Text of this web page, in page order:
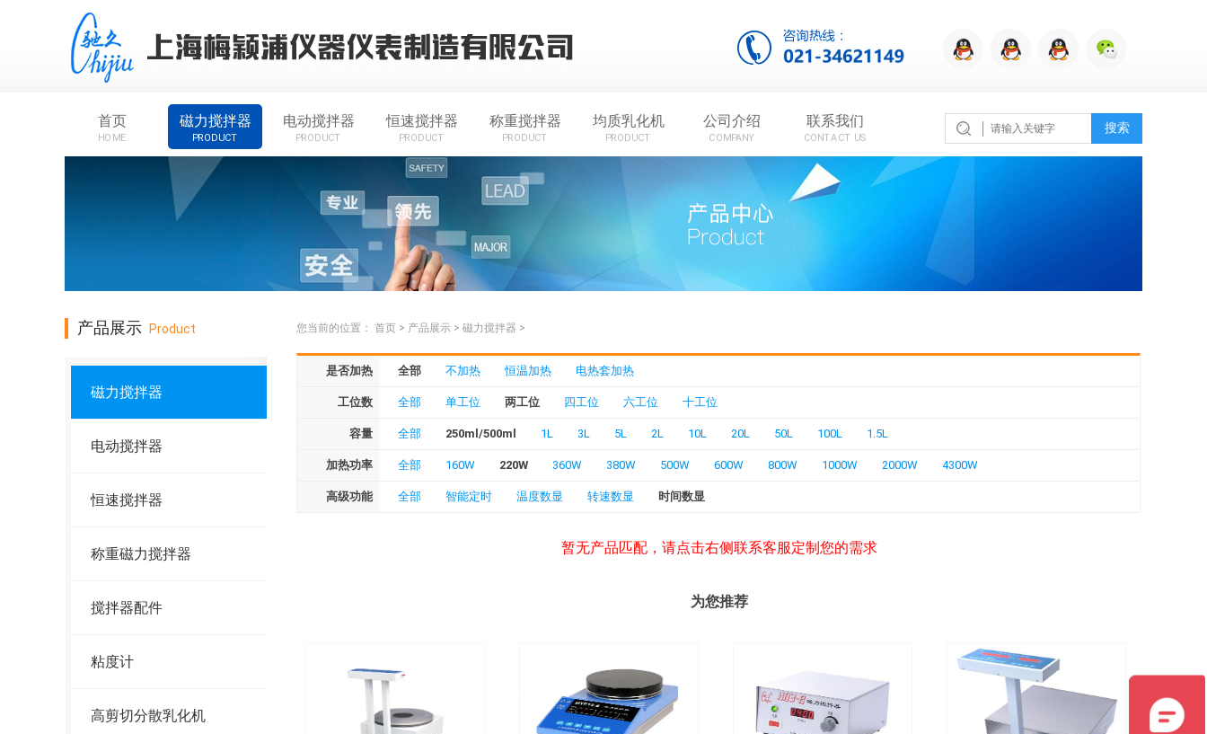
首页
HOME
磁力搅拌器
PRODUCT
电动搅拌器
PRODUCT
恒速搅拌器
PRODUCT
称重搅拌器
PRODUCT
均质乳化机
PRODUCT
公司介绍
COMPANY
联系我们
CONTACT US
搜索
产品展示 Product
磁力搅拌器
电动搅拌器
恒速搅拌器
称重磁力搅拌器
搅拌器配件
粘度计
高剪切分散乳化机
您当前的位置： 首页 > 产品展示 > 磁力搅拌器 >
是否加热 全部 不加热 恒温加热 电热套加热
工位数 全部 单工位 两工位 四工位 六工位 十工位
容量 全部 250ml/500ml 1L 3L 5L 2L 10L 20L 50L 100L 1.5L
加热功率 全部 160W 220W 360W 380W 500W 600W 800W 1000W 2000W 4300W
高级功能 全部 智能定时 温度数显 转速数显 时间数显
暂无产品匹配，请点击右侧联系客服定制您的需求
为您推荐